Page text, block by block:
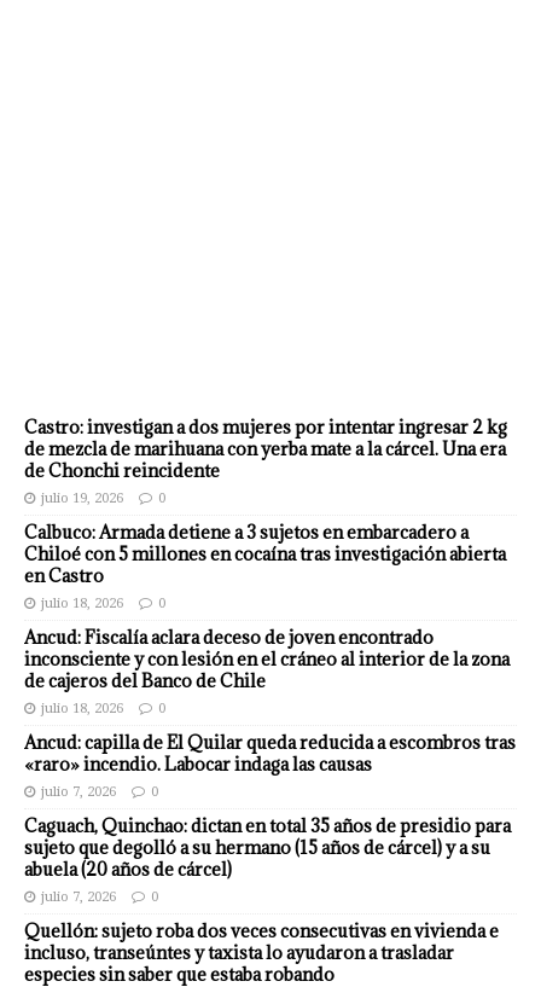
Castro: investigan a dos mujeres por intentar ingresar 2 kg
de mezcla de marihuana con yerba mate a la cárcel. Una era
de Chonchi reincidente
julio 19, 2026 0
Calbuco: Armada detiene a 3 sujetos en embarcadero a
Chiloé con 5 millones en cocaína tras investigación abierta
en Castro
julio 18, 2026 0
Ancud: Fiscalía aclara deceso de joven encontrado
inconsciente y con lesión en el cráneo al interior de la zona
de cajeros del Banco de Chile
julio 18, 2026 0
Ancud: capilla de El Quilar queda reducida a escombros tras
«raro» incendio. Labocar indaga las causas
julio 7, 2026 0
Caguach, Quinchao: dictan en total 35 años de presidio para
sujeto que degolló a su hermano (15 años de cárcel) y a su
abuela (20 años de cárcel)
julio 7, 2026 0
Quellón: sujeto roba dos veces consecutivas en vivienda e
incluso, transeúntes y taxista lo ayudaron a trasladar
especies sin saber que estaba robando